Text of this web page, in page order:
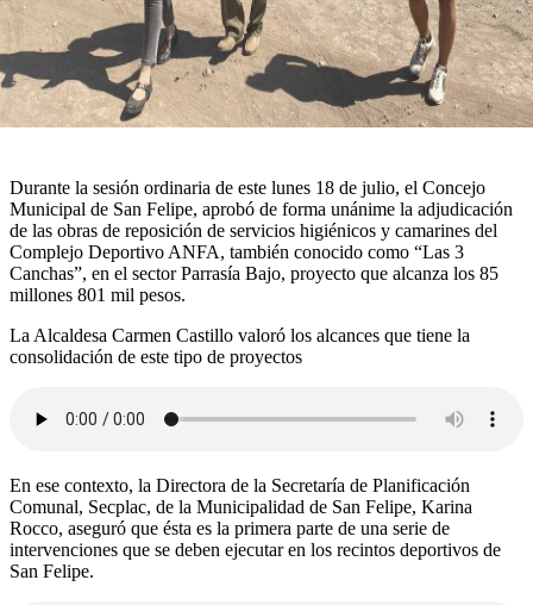
Durante la sesión ordinaria de este lunes 18 de julio, el Concejo
Municipal de San Felipe, aprobó de forma unánime la adjudicación
de las obras de reposición de servicios higiénicos y camarines del
Complejo Deportivo ANFA, también conocido como “Las 3
Canchas”, en el sector Parrasía Bajo, proyecto que alcanza los 85
millones 801 mil pesos.
La Alcaldesa Carmen Castillo valoró los alcances que tiene la
consolidación de este tipo de proyectos
En ese contexto, la Directora de la Secretaría de Planificación
Comunal, Secplac, de la Municipalidad de San Felipe, Karina
Rocco, aseguró que ésta es la primera parte de una serie de
intervenciones que se deben ejecutar en los recintos deportivos de
San Felipe.